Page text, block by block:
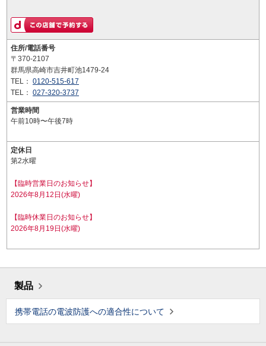
住所/電話番号
〒370-2107
群馬県高崎市吉井町池1479-24
TEL： 0120-515-617
TEL： 027-320-3737
営業時間
午前10時〜午後7時
定休日
第2水曜
【臨時営業日のお知らせ】
2026年8月12日(水曜)
【臨時休業日のお知らせ】
2026年8月19日(水曜)
製品
携帯電話の電波防護への適合性について